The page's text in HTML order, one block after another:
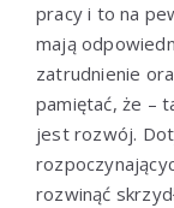
pracy i to na
mają
zatrudnienie
pamiętać, że –
jest rozwój.
rozwinąć